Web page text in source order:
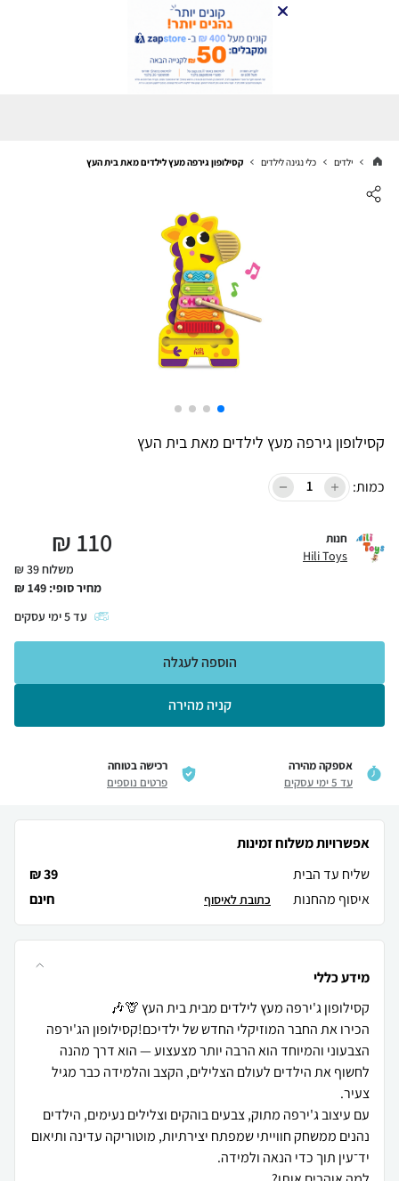
ילדים כלי נגינה לילדים קסילופון גירפה מעץ לילדים מאת בית העץ
קסילופון גירפה מעץ לילדים מאת בית העץ
כמות:
חנות
Hili Toys
110
₪
משלוח 39 ₪
מחיר סופי: 149
₪
עד5ימי עסקים
קניה מהירה
הוספה לעגלה
אספקה מהירה
עד 5 ימי עסקים
רכישה בטוחה
פרטים נוספים
אפשרויות משלוח זמינות
שליח עד הבית
39 ₪
איסוף מהחנות
חינם כתובת לאיסוף
מידע כללי
הכירו את החבר המוזיקלי החדש של ילדיכם!קסילופון הג'ירפה
הצבעוני והמיוחד הוא הרבה יותר מצעצוע — הוא דרך מהנה
לחשוף את הילדים לעולם הצלילים, הקצב והלמידה כבר מגיל
עם עיצוב ג'ירפה מתוק, צבעים בוהקים וצלילים נעימים, הילדים
נהנים ממשחק חווייתי שמפתח יצירתיות, מוטוריקה עדינה ותיאום